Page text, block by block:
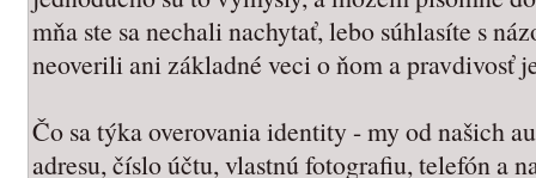
mňa ste sa nechali nachytať, lebo súhlasíte s
neoverili ani základné veci o ňom a pravdivosť
Čo sa týka overovania identity - my od našich
adresu, číslo účtu, vlastnú fotografiu, telefón a